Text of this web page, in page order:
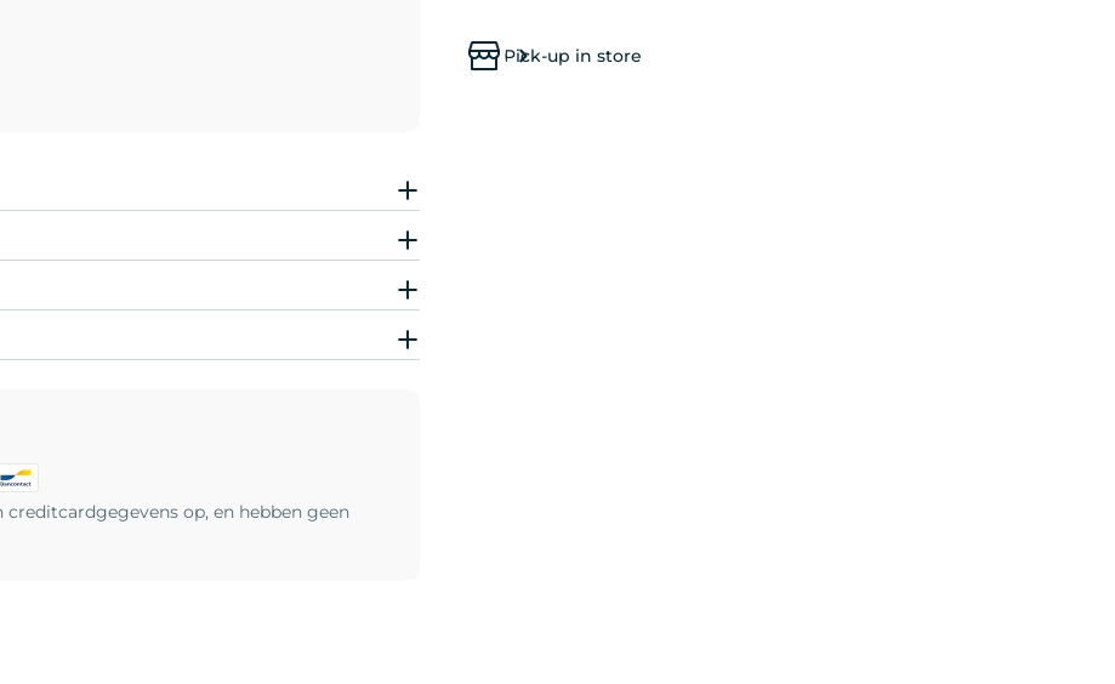
op, en hebben geen
Pick-up in store